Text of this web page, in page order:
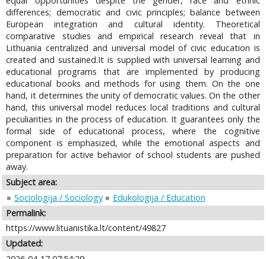
differences; democratic and civic principles; balance between
European integration and cultural identity. Theoretical
comparative studies and empirical research reveal that in
Lithuania centralized and universal model of civic education is
created and sustained.It is supplied with universal learning and
educational programs that are implemented by producing
educational books and methods for using them. On the one
hand, it determines the unity of democratic values. On the other
hand, this universal model reduces local traditions and cultural
peculiarities in the process of education. It guarantees only the
formal side of educational process, where the cognitive
component is emphasized, while the emotional aspects and
preparation for active behavior of school students are pushed
away.
Subject area:
Sociologija / Sociology
Edukologija / Education
Permalink:
https://www.lituanistika.lt/content/49827
Updated: